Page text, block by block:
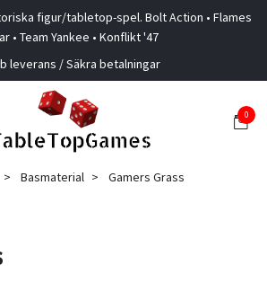
figur/tabletop-spel. Bolt Action • Flames
• Team Yankee • Konflikt '47
leverans / Säkra betalningar
0
Basmaterial
Gamers Grass